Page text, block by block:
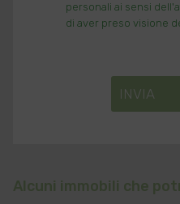
personali ai sensi
di aver preso visione
INVIA
Alcuni immobili che